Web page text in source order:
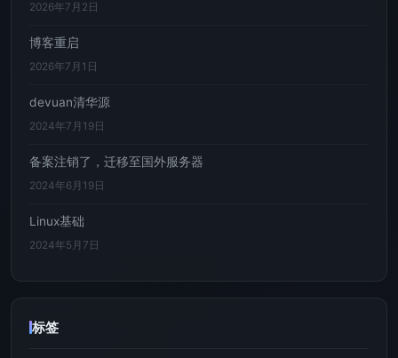
2026年7月2日
博客重启
2026年7月1日
devuan清华源
2024年7月19日
备案注销了，迁移至国外服务器
2024年6月19日
Linux基础
2024年5月7日
标签